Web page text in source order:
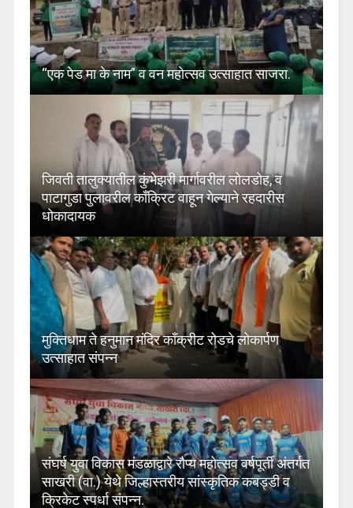
“एक पेड मा के नाम” व वन महोत्सव उत्साहात साजरा.
जिवती तालुक्यातील कुंभेझरी मार्गावरील लोलडोह, व
पाटागुडा पुलावरील काँक्रिट वाहून गेल्याने रहदारीस
धोकादायक
मुक्तिधाम ते हनुमान मंदिर काँक्रीट रोडचे लोकार्पण
उत्साहात संपन्न
संघर्ष युवा विकास मंडळाद्वारे रौप्य महोत्सव वर्षपूर्ती अंतर्गत
साखरी (वा.) येथे जिल्हास्तरीय सांस्कृतिक कबड्डी व
क्रिकेट स्पर्धा संपन्न.